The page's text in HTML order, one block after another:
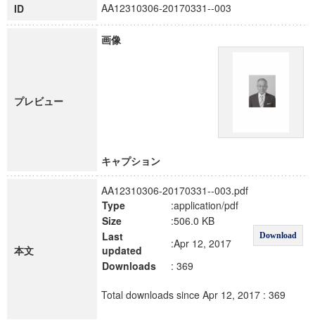
ID AA12310306-20170331--003
プレビュー
画像
キャプション
本文
AA12310306-20170331--003.pdf
Type
:application/pdf
Download
Size
:506.0 KB
Last
updated
:Apr 12, 2017
Downloads
: 369
Total downloads since Apr 12, 2017 : 369